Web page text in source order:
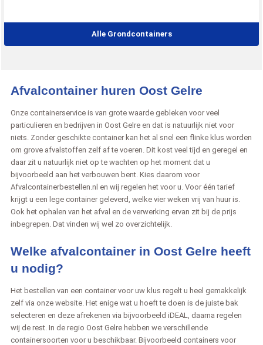
Alle Grondcontainers
Afvalcontainer huren Oost Gelre
Onze containerservice is van grote waarde gebleken voor veel
particulieren en bedrijven in Oost Gelre en dat is natuurlijk niet voor
niets. Zonder geschikte container kan het al snel een flinke klus worden
om grove afvalstoffen zelf af te voeren. Dit kost veel tijd en geregel en
daar zit u natuurlijk niet op te wachten op het moment dat u
bijvoorbeeld aan het verbouwen bent. Kies daarom voor
Afvalcontainerbestellen.nl en wij regelen het voor u. Voor één tarief
krijgt u een lege container geleverd, welke vier weken vrij van huur is.
Ook het ophalen van het afval en de verwerking ervan zit bij de prijs
inbegrepen. Dat vinden wij wel zo overzichtelijk.
Welke afvalcontainer in Oost Gelre heeft
u nodig?
Het bestellen van een container voor uw klus regelt u heel gemakkelijk
zelf via onze website. Het enige wat u hoeft te doen is de juiste bak
selecteren en deze afrekenen via bijvoorbeeld iDEAL, daarna regelen
wij de rest. In de regio Oost Gelre hebben we verschillende
containersoorten voor u beschikbaar. Bijvoorbeeld containers voor